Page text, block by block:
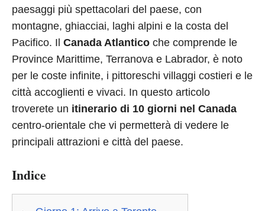
paesaggi più spettacolari del paese, con
montagne, ghiacciai, laghi alpini e la costa del
Pacifico. Il Canada Atlantico che comprende le
Province Marittime, Terranova e Labrador, è noto
per le coste infinite, i pittoreschi villaggi costieri e le
città accoglienti e vivaci. In questo articolo
troverete un itinerario di 10 giorni nel Canada
centro-orientale che vi permetterà di vedere le
principali attrazioni e città del paese.
Indice